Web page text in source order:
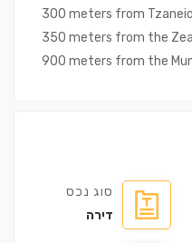
300 meters from
350 meters from the
900 meters from the
סוג נכס
דירה